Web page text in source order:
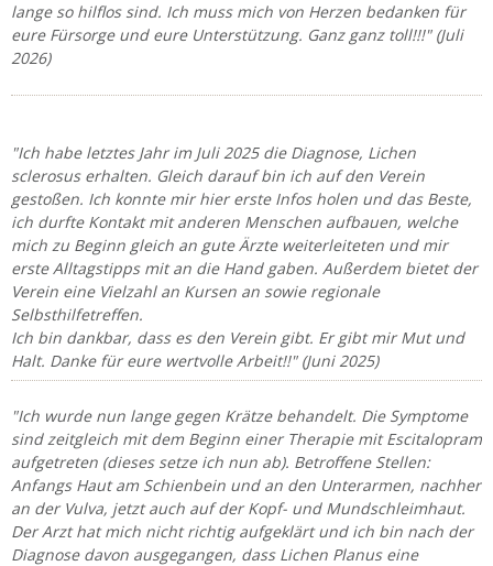
lange so hilflos sind. Ich muss mich von Herzen bedanken für
eure Fürsorge und eure Unterstützung. Ganz ganz toll!!!" (Juli
2026)
"Ich habe letztes Jahr im Juli 2025 die Diagnose, Lichen
sclerosus erhalten. Gleich darauf bin ich auf den Verein
gestoßen. Ich konnte mir hier erste Infos holen und das Beste,
ich durfte Kontakt mit anderen Menschen aufbauen, welche
mich zu Beginn gleich an gute Ärzte weiterleiteten und mir
erste Alltagstipps mit an die Hand gaben. Außerdem bietet der
Verein eine Vielzahl an Kursen an sowie regionale
Selbsthilfetreffen.
Ich bin dankbar, dass es den Verein gibt. Er gibt mir Mut und
Halt. Danke für eure wertvolle Arbeit!!" (Juni 2025)
"Ich wurde nun lange gegen Krätze behandelt. Die Symptome
sind zeitgleich mit dem Beginn einer Therapie mit Escitalopram
aufgetreten (dieses setze ich nun ab). Betroffene Stellen:
Anfangs Haut am Schienbein und an den Unterarmen, nachher
an der Vulva, jetzt auch auf der Kopf- und Mundschleimhaut.
Der Arzt hat mich nicht richtig aufgeklärt und ich bin nach der
Diagnose davon ausgegangen, dass Lichen Planus eine